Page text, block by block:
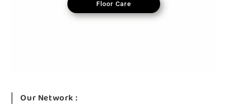
Floor Care
Our Network :